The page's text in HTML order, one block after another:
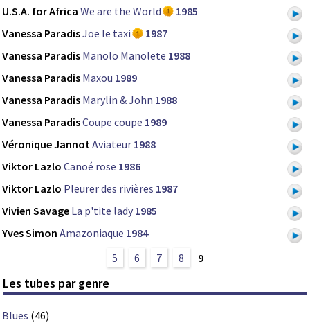
U.S.A. for Africa We are the World
1985
Vanessa ParadisJoe le taxi
1987
Vanessa Paradis Manolo Manolete 1988
Vanessa Paradis Maxou 1989
Vanessa Paradis Marylin & John 1988
Vanessa ParadisCoupe coupe 1989
Véronique JannotAviateur 1988
Viktor Lazlo Canoé rose 1986
Viktor Lazlo Pleurer des rivières 1987
Vivien Savage La p'tite lady 1985
Yves Simon Amazoniaque 1984
5
6 7 8 9
Les tubes par genre
Blues (46)